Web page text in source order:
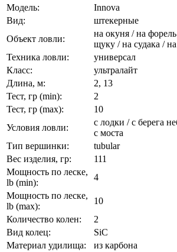
Модель:
Innova
Вид:
штекерные
Объект ловли:
на окуня / на
щуку / на судака /
Техника ловли:
универсал
Класс:
ультралайт
Длина, м:
2, 13
Тест, гр (min):
2
Тест, гр (max):
10
Условия ловли:
с лодки / с берега
с моста
Тип вершинки:
tubular
Вес изделия, гр:
111
Мощность по леске,
lb (min):
4
Мощность по леске,
lb (max):
10
Количество колен:
2
Вид колец:
SiC
Материал удилища:
из карбона